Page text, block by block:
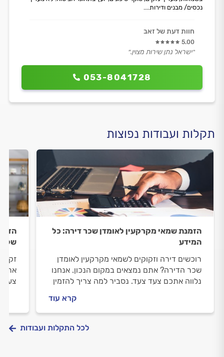
053-8041728
נכסים/ מבנים ודירות....
חוות דעת של זאב
5.00
״ישראל נתן שירות מצוין.״
תקלות ועבודות נפוצות
הזמנת שמאי מקרקעין לאומדן שכר דירה: כל
המידע
רוכשים דירה וזקוקים לשמאי מקרקעין לאומדן
שכר הדירה? אתם נמצאים במקום הנכון. אנחנו
נלווה אתכם צעד צעד. נסביר למה צריך להזמין
קרא עוד
שלב
אתם
צעד
לכל התקלות ועבודות